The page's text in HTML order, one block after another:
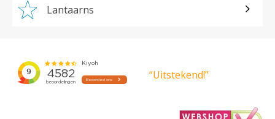
Lantaarns
“Uitstekend!”